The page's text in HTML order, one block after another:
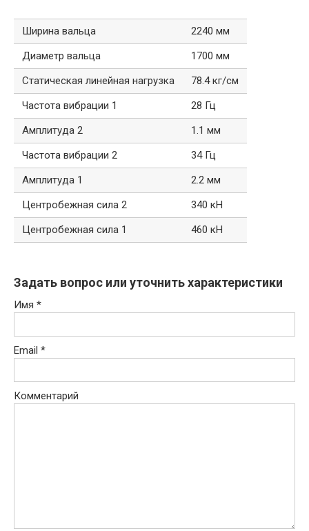
Ширина вальца
2240 мм
Диаметр вальца
1700 мм
Статическая линейная нагрузка
78.4 кг/см
Частота вибрации 1
28 Гц
Амплитуда 2
1.1 мм
Частота вибрации 2
34 Гц
Амплитуда 1
2.2 мм
Центробежная сила 2
340 кН
Центробежная сила 1
460 кН
Задать вопрос или уточнить характеристики
Имя *
Email *
Комментарий